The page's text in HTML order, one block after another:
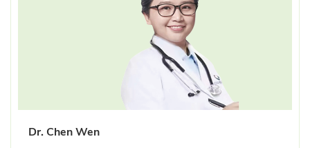
Dr. Chen Wen